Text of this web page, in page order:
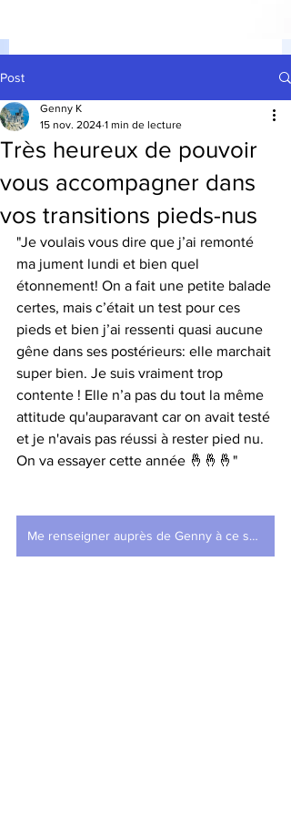
Post
Très heureux de pouvoir
vous accompagner dans
vos transitions pieds-nus
Genny K
15 nov. 2024 1 min de lecture
"Je voulais vous dire que j’ai remonté
ma jument lundi et bien quel
étonnement! On a fait une petite balade
certes, mais c’était un test pour ces
pieds et bien j’ai ressenti quasi aucune
gêne dans ses postérieurs: elle marchait
super bien. Je suis vraiment trop
contente ! Elle n’a pas du tout la même
attitude qu'auparavant car on avait testé
et je n'avais pas réussi à rester pied nu.
On va essayer cette année 🤞🤞🤞"
Me renseigner auprès de Genny à ce sujet